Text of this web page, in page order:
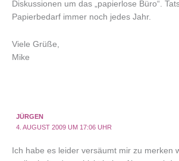
Diskussionen um das „papierlose Büro“.
Papierbedarf immer noch jedes Jahr.
Viele Grüße,
Mike
JÜRGEN
4. AUGUST 2009 UM 17:06 UHR
Ich habe es leider versäumt mir zu merken